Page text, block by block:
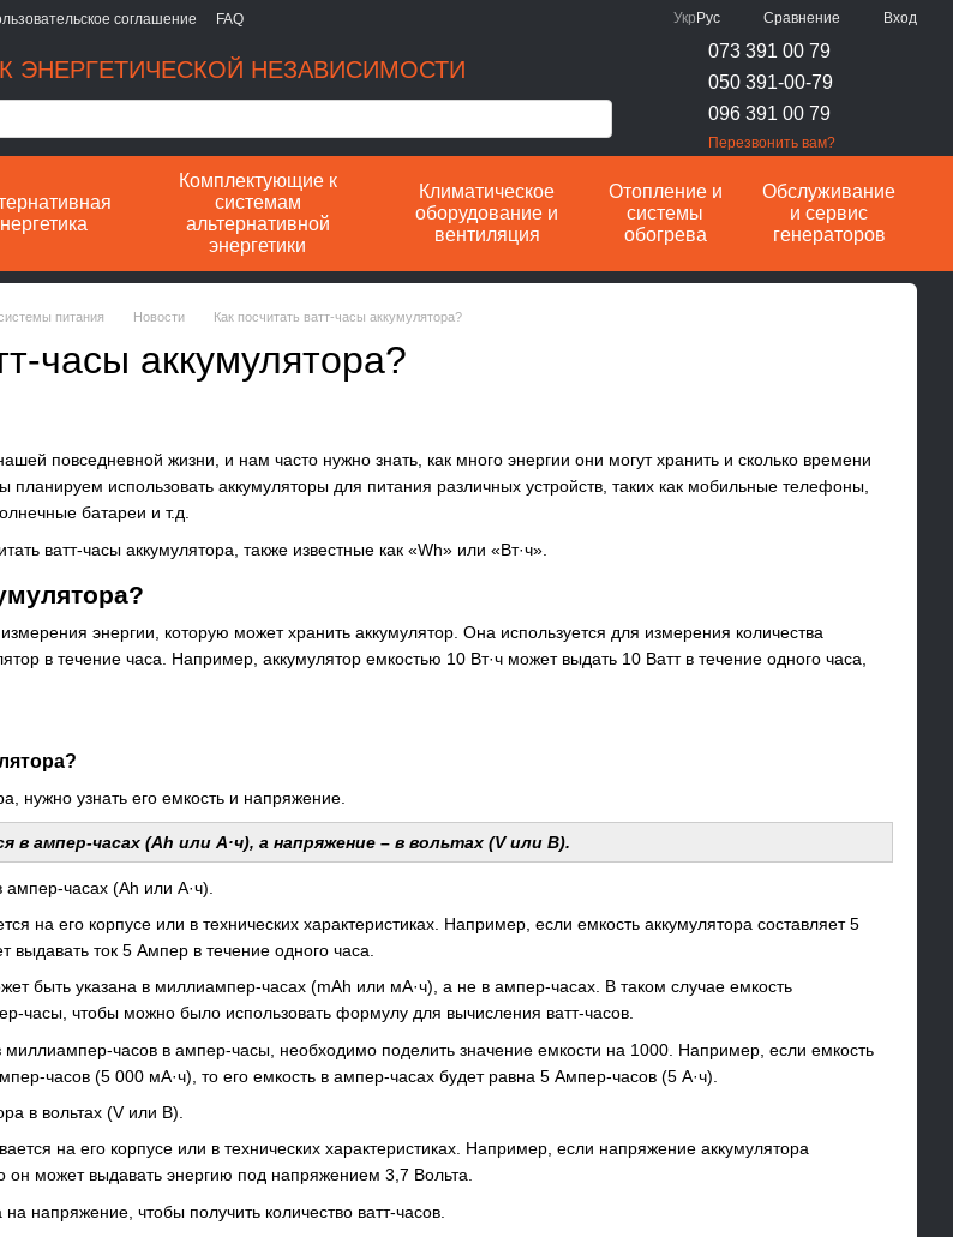
соглашение FAQ Укр Рус Сравнение Вход
НЕЗАВИСИМОСТИ
073 391 00 79
050 391-00-79
096 391 00 79
Перезвонить вам?
Комплектующие к
системам
альтернативной
энергетики
Климатическое
оборудование и
вентиляция
Отопление и
системы
обогрева
Обслуживание
и сервис
генераторов
питания Новости Как посчитать ватт-часы аккумулятора?
часы аккумулятора?
повседневной жизни, и нам часто нужно знать, как много энергии они могут хранить и сколько времени
планируем использовать аккумуляторы для питания различных устройств, таких как мобильные телефоны,
батареи и т.д.
ватт-часы аккумулятора, также известные как «Wh» или «Вт·ч».
энергии, которую может хранить аккумулятор. Она используется для измерения количества
в течение часа. Например, аккумулятор емкостью 10 Вт·ч может выдать 10 Ватт в течение одного часа,
нужно узнать его емкость и напряжение.
в ампер-часах (Ah или А·ч), а напряжение – в вольтах (V или В).
ампер-часах (Ah или А·ч).
на его корпусе или в технических характеристиках. Например, если емкость аккумулятора составляет 5
ток 5 Ампер в течение одного часа.
быть указана в миллиампер-часах (mAh или мА·ч), а не в ампер-часах. В таком случае емкость
часы, чтобы можно было использовать формулу для вычисления ватт-часов.
миллиампер-часов в ампер-часы, необходимо поделить значение емкости на 1000. Например, если емкость
часов (5 000 мА·ч), то его емкость в ампер-часах будет равна 5 Ампер-часов (5 А·ч).
в вольтах (V или В).
на его корпусе или в технических характеристиках. Например, если напряжение аккумулятора
он может выдавать энергию под напряжением 3,7 Вольта.
напряжение, чтобы получить количество ватт-часов.